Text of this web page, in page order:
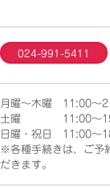
024-991-5411
月曜～木曜 11:00～
土曜 11:00～
日曜・祝日 11:00～
※各種手続きは、ご予
だきます。